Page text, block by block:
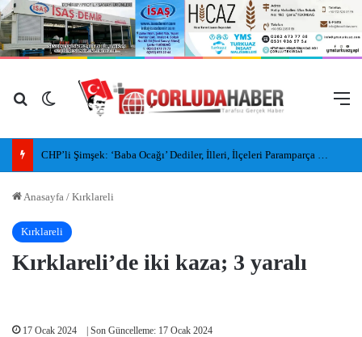
Arama yap ...
Dış görünümü değiştir
Anasayfa / Kırklareli
Kırklareli
Kırklareli’de iki kaza; 3 yaralı
17 Ocak 2024 | Son Güncelleme: 17 Ocak 2024